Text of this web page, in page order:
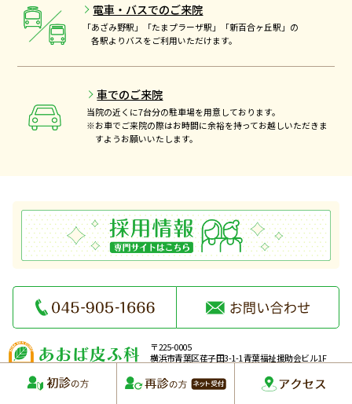
電車・バスでのご来院
「あざみ野駅」「たまプラーザ駅」「新百合ヶ丘駅」の
各駅よりバスをご利用いただけます。
車でのご来院
当院の近くに7台分の駐車場を用意しております。
※お車でご来院の際はお時間に余裕を持ってお越しいただきま
すようお願いいたします。
〒225-0005
横浜市青葉区荏子田3-1-1 青葉福祉援助会ビル1F